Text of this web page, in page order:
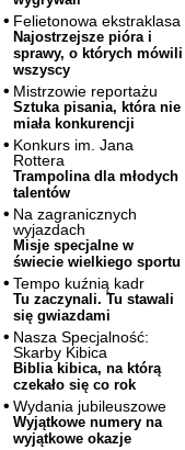
Felietonowa ekstraklasa
Najostrzejsze pióra i
sprawy, o których mówili
wszyscy
Mistrzowie reportażu
Sztuka pisania, która nie
miała konkurencji
Konkurs im. Jana
Rottera
Trampolina dla młodych
talentów
Na zagranicznych
wyjazdach
Misje specjalne w
świecie wielkiego sportu
Tempo kuźnią kadr
Tu zaczynali. Tu stawali
się gwiazdami
Nasza Specjalność:
Skarby Kibica
Biblia kibica, na którą
czekało się co rok
Wydania jubileuszowe
Wyjątkowe numery na
wyjątkowe okazje